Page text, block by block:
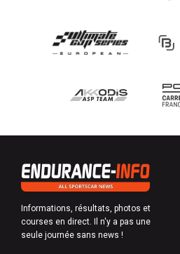
Informations, résultats, photos et
courses en direct. Il n'y a pas une
seule journée sans news !